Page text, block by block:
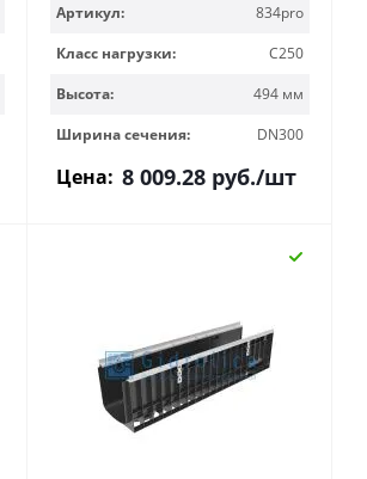
Артикул:
834pro
Класс нагрузки:
C250
Высота:
494 мм
Ширина сечения:
DN300
Цена: 8 009.28руб./шт